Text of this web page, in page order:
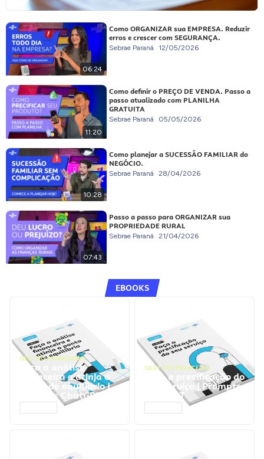
06:24
Como ORGANIZAR sua EMPRESA. Reduzir
erros e crescer com SEGURANÇA.
Sebrae Paraná 12/05/2026
11:20
Como definir o PREÇO DE VENDA. Passo a
passo atualizado com PLANILHA
GRATUITA
Sebrae Paraná 05/05/2026
10:28
Como planejar a SUCESSÃO FAMILIAR do
NEGÓCIO.
Sebrae Paraná 28/04/2026
07:43
Passo a passo para ORGANIZAR sua
PROPRIEDADE RURAL
Sebrae Paraná 21/04/2026
EBOOKS
GESTÃO FINANCEIRA
Faça a análise
financeira e atinja o
ponto de equilíbrio |
Prompts ChatGPT
GESTÃO FINANCEIRA
Faça a precificação do
seu serviço | Prompts
ChatGPT